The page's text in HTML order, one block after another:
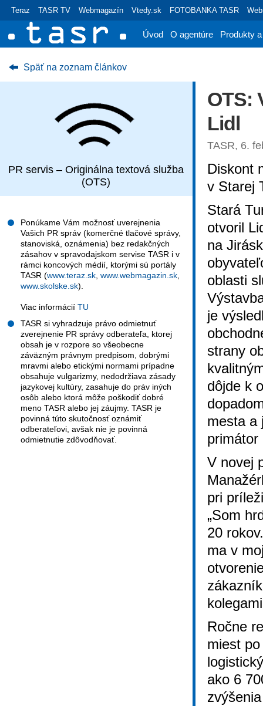
Teraz TASR TV Webmagazín Vtedy.sk FOTOBANKA TASR
Úvod O agentúre Produkty
Späť na zoznam článkov
PR servis – Originálna textová služba
(OTS)
Ponúkame Vám možnosť uverejnenia
Vašich PR správ (komerčné tlačové správy,
stanoviská, oznámenia) bez redakčných
zásahov v spravodajskom servise TASR i v
rámci koncových médií, ktorými sú portály
TASR (www.teraz.sk www.webmagazin.sk
www.skolske.sk).
Viac informácií TU
TASR si vyhradzuje právo odmietnuť
zverejnenie PR správy odberateľa, ktorej
obsah je v rozpore so všeobecne
záväzným právnym predpisom, dobrými
mravmi alebo etickými normami prípadne
obsahuje vulgarizmy, nedodržiava zásady
jazykovej kultúry, zasahuje do práv iných
osôb alebo ktorá môže poškodiť dobré
meno TASR alebo jej záujmy. TASR je
povinná túto skutočnosť oznámiť
odberateľovi, avšak nie je povinná
odmietnutie zdôvodňovať.
OTS:
Lidl
TASR, 6.
Diskont
v Starej
Stará
otvoril
na
oblasti
je
strany
dôjde k
mesta a
primátor
V novej
pri
„Som
20
ma v
Ročne
miest
ako 6